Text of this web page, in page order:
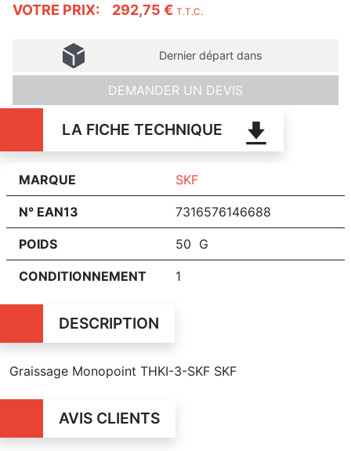
VOTRE PRIX: 292,75 € T.T.C.
Dernier départ dans
DEMANDER UN DEVIS
LA FICHE TECHNIQUE
MARQUE SKF
N° EAN13 7316576146688
POIDS 50 G
CONDITIONNEMENT 1
DESCRIPTION
Graissage Monopoint THKI-3-SKF SKF
AVIS CLIENTS